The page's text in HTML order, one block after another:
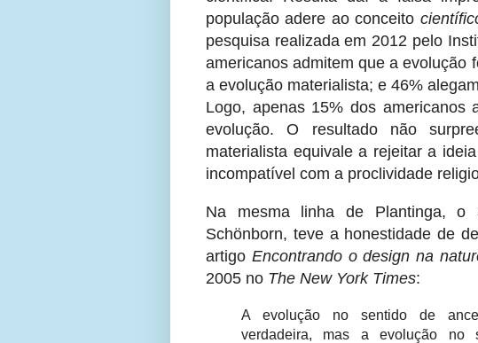
população adere ao conceito
pesquisa realizada em 2012 pelo
americanos admitem que a evolução
a evolução materialista; e 46%
Logo, apenas 15% dos americanos
evolução. O resultado não
materialista equivale a rejeitar a
incompatível com a proclividade
Na mesma linha de Plantinga, o
Schönborn, teve a honestidade de
artigo Encontrando o design na
2005 no The New York Times:
A evolução no sentido de
verdadeira, mas a evolução no